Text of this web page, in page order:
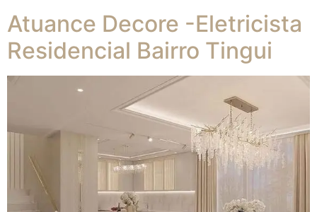
Atuance Decore -Eletricista
Residencial Bairro Tingui